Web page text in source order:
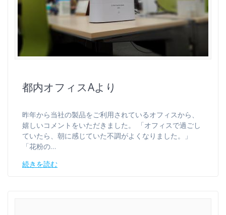
都内オフィスAより
昨年から当社の製品をご利用されているオフィスから、
嬉しいコメントをいただきました。 「オフィスで過ごし
ていたら、朝に感じていた不調がよくなりました。」
「花粉の…
続きを読む